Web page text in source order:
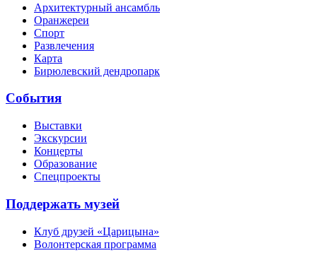
Архитектурный ансамбль
Оранжереи
Спорт
Развлечения
Карта
Бирюлевский дендропарк
События
Выставки
Экскурсии
Концерты
Образование
Спецпроекты
Поддержать музей
Клуб друзей «Царицына»
Волонтерская программа